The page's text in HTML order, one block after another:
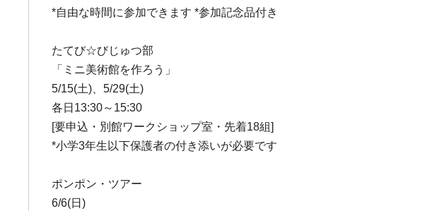
*自由な時間に参加できます *参加記念品付き
たてび☆びじゅつ部
「ミニ美術館を作ろう」
5/15(土)、5/29(土)
各日13:30～15:30
[要申込・別館ワークショップ室・先着18組]
*小学3年生以下保護者の付き添いが必要です
ポンポン・ツアー
6/6(日)